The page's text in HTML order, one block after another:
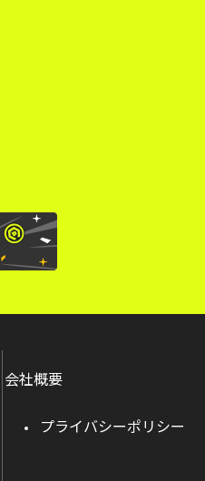
会社概要
プライバシーポリシー